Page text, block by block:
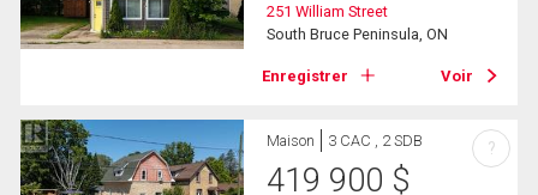
251 William Street
South Bruce Peninsula, ON
Enregistrer Voir
Maison 3 CAC , 2 SDB
419 900 $
?